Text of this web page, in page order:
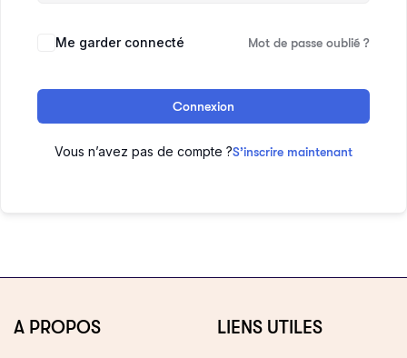
Me garder connecté Mot de passe oublié ?
Connexion
Vous n’avez pas de compte ?S’inscrire maintenant
A PROPOS LIENS UTILES